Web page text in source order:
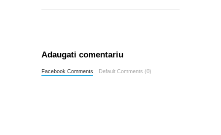
Adaugati comentariu
Facebook Comments Default Comments (0)